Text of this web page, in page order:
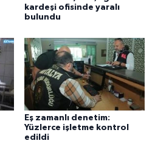
kardeşi ofisinde yaralı
bulundu
Eş zamanlı denetim:
Yüzlerce işletme kontrol
edildi